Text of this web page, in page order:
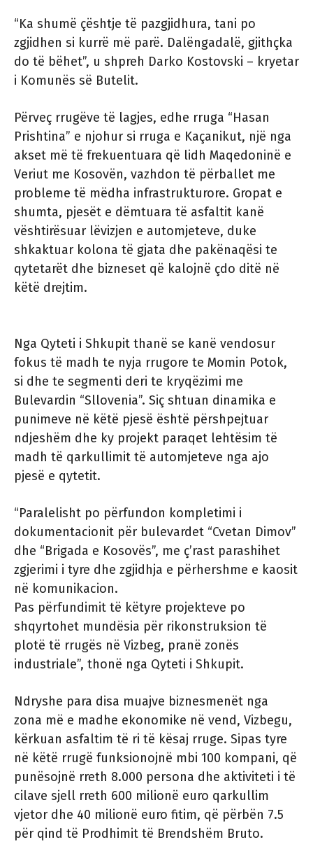
“Ka shumë çështje të pazgjidhura, tani po
zgjidhen si kurrë më parë. Dalëngadalë, gjithçka
do të bëhet”, u shpreh Darko Kostovski – kryetar
i Komunës së Butelit.
Përveç rrugëve të lagjes, edhe rruga “Hasan
Prishtina” e njohur si rruga e Kaçanikut, një nga
akset më të frekuentuara që lidh Maqedoninë e
Veriut me Kosovën, vazhdon të përballet me
probleme të mëdha infrastrukturore. Gropat e
shumta, pjesët e dëmtuara të asfaltit kanë
vështirësuar lëvizjen e automjeteve, duke
shkaktuar kolona të gjata dhe pakënaqësi te
qytetarët dhe bizneset që kalojnë çdo ditë në
këtë drejtim.
Nga Qyteti i Shkupit thanë se kanë vendosur
fokus të madh te nyja rrugore te Momin Potok,
si dhe te segmenti deri te kryqëzimi me
Bulevardin “Sllovenia”. Siç shtuan dinamika e
punimeve në këtë pjesë është përshpejtuar
ndjeshëm dhe ky projekt paraqet lehtësim të
madh të qarkullimit të automjeteve nga ajo
pjesë e qytetit.
“Paralelisht po përfundon kompletimi i
dokumentacionit për bulevardet “Cvetan Dimov”
dhe “Brigada e Kosovës”, me ç’rast parashihet
zgjerimi i tyre dhe zgjidhja e përhershme e kaosit
në komunikacion.
Pas përfundimit të këtyre projekteve po
shqyrtohet mundësia për rikonstruksion të
plotë të rrugës në Vizbeg, pranë zonës
industriale”, thonë nga Qyteti i Shkupit.
Ndryshe para disa muajve biznesmenët nga
zona më e madhe ekonomike në vend, Vizbegu,
kërkuan asfaltim të ri të kësaj rruge. Sipas tyre
në këtë rrugë funksionojnë mbi 100 kompani, që
punësojnë rreth 8.000 persona dhe aktiviteti i të
cilave sjell rreth 600 milionë euro qarkullim
vjetor dhe 40 milionë euro fitim, që përbën 7.5
për qind të Prodhimit të Brendshëm Bruto.